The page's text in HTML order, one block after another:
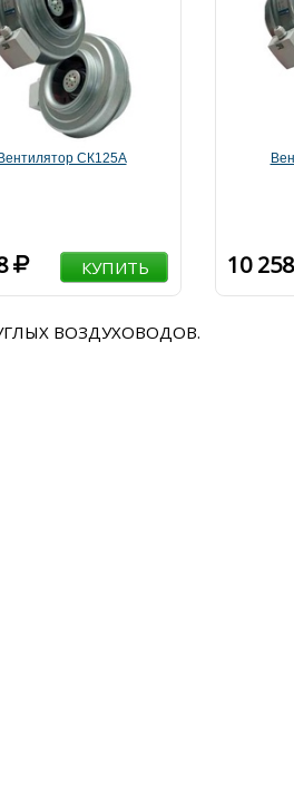
СК125А
КУПИТЬ 10 258
ВОЗДУХОВОДОВ.